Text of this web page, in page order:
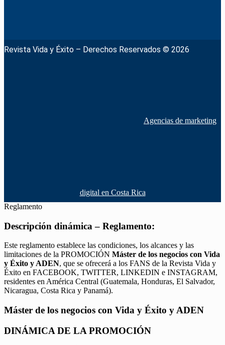
Revista Vida y Éxito – Derechos Reservados © 2026
Agencias de marketing
digital en Costa Rica
Reglamento
Descripción dinámica – Reglamento:
Este reglamento establece las condiciones, los alcances y las
limitaciones de la PROMOCIÓN Máster de los negocios con Vida
y Éxito y ADEN, que se ofrecerá a los FANS de la Revista Vida y
Éxito en FACEBOOK, TWITTER, LINKEDIN e INSTAGRAM,
residentes en América Central (Guatemala, Honduras, El Salvador,
Nicaragua, Costa Rica y Panamá).
Máster de los negocios con Vida y Éxito y ADEN
DINÁMICA DE LA PROMOCIÓN